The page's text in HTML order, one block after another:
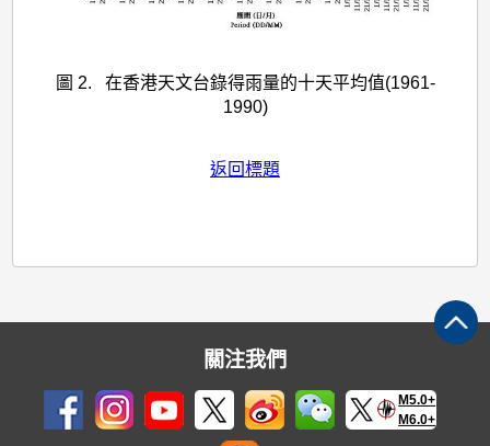
圖 2. 在香港天文台錄得雨量的十天平均值(1961-
1990)
返回標題
關注我們
M5.0+
M6.0+